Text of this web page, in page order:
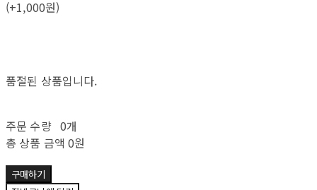
(+1,000원)
품절된 상품입니다.
주문 수량 0개
총 상품 금액 0원
구매하기